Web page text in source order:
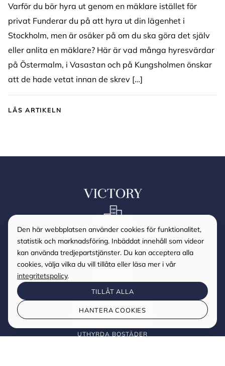
Varför du bör hyra ut genom en mäklare istället för
privat Funderar du på att hyra ut din lägenhet i
Stockholm, men är osäker på om du ska göra det själv
eller anlita en mäklare? Här är vad många hyresvärdar
på Östermalm, i Vasastan och på Kungsholmen önskar
att de hade vetat innan de skrev […]
LÄS ARTIKELN
BOSTÄDER
HYR UT DIN BOSTAD
UTHYRDA BOSTÄDER
Den här webbplatsen använder cookies för funktionalitet,
statistik och marknadsföring. Inbäddat innehåll som videor
kan använda tredjepartstjänster. Du kan acceptera alla
cookies, välja vilka du vill tillåta eller läsa mer i vår
integritetspolicy.
TILLÅT ALLA
HANTERA COOKIES